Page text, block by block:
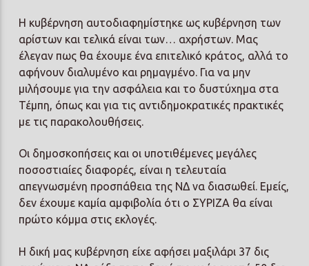
Η κυβέρνηση αυτοδιαφημίστηκε ως κυβέρνηση των
αρίστων και τελικά είναι των… αχρήστων. Μας
έλεγαν πως θα έχουμε ένα επιτελικό κράτος, αλλά το
αφήνουν διαλυμένο και ρημαγμένο. Για να μην
μιλήσουμε για την ασφάλεια και το δυστύχημα στα
Τέμπη, όπως και για τις αντιδημοκρατικές πρακτικές
με τις παρακολουθήσεις.
Οι δημοσκοπήσεις και οι υποτιθέμενες μεγάλες
ποσοστιαίες διαφορές, είναι η τελευταία
απεγνωσμένη προσπάθεια της ΝΔ να διασωθεί. Εμείς,
δεν έχουμε καμία αμφιβολία ότι ο ΣΥΡΙΖΑ θα είναι
πρώτο κόμμα στις εκλογές.
Η δική μας κυβέρνηση είχε αφήσει μαξιλάρι 37 δις